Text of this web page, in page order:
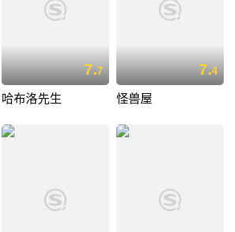
7.7
哈布洛先生
7.4
怪兽屋